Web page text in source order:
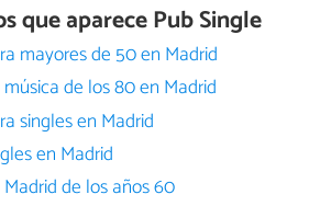
que aparece Pub Single
mayores de 50 en Madrid
de los 80 en Madrid
singles en Madrid
en Madrid
de los años 60